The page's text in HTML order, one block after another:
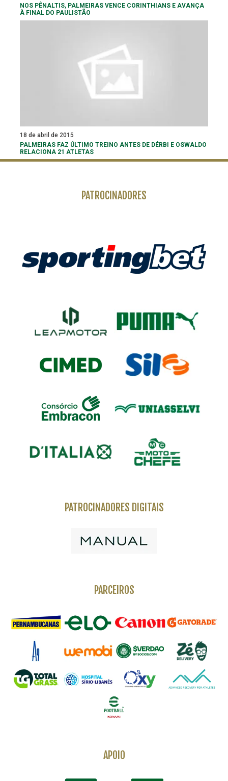
NOS PÊNALTIS, PALMEIRAS VENCE CORINTHIANS E AVANÇA
À FINAL DO PAULISTÃO
18 de abril de 2015
PALMEIRAS FAZ ÚLTIMO TREINO ANTES DE DÉRBI E OSWALDO
RELACIONA 21 ATLETAS
PATROCINADORES
PATROCINADORES DIGITAIS
PARCEIROS
APOIO